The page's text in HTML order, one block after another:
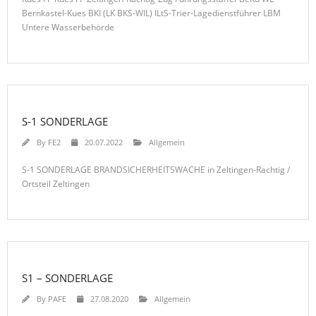
Bernkastel-Kues BKI (LK BKS-WIL) ILtS-Trier-Lagedienstführer LBM
Untere Wasserbehörde
S-1 SONDERLAGE
By FE2 20.07.2022 Allgemein
S-1 SONDERLAGE BRANDSICHERHEITSWACHE in Zeltingen-Rachtig /
Ortsteil Zeltingen
S1 – SONDERLAGE
By PAFE 27.08.2020 Allgemein